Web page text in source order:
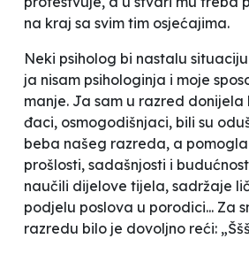
na kraj sa svim tim osjećajima.
Neki psiholog bi nastalu
ja nisam psihologinja i moje
manje. Ja sam u razred donijela
đaci, osmogodišnjaci, bili su
beba našeg razreda, a
prošlosti, sadašnjosti i
naučili dijelove tijela, sadržaje
podjelu poslova u porodici... Za
razredu bilo je dovoljno reći: